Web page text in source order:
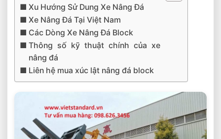
Xu Hướng Sử Dung Xe Nâng Đá
Xe Nâng Đá Tại Việt Nam
Các Dòng Xe Nâng Đá Block
Thông số kỹ thuật chính của xe
nâng đá
Liên hệ mua xúc lật nâng đá block